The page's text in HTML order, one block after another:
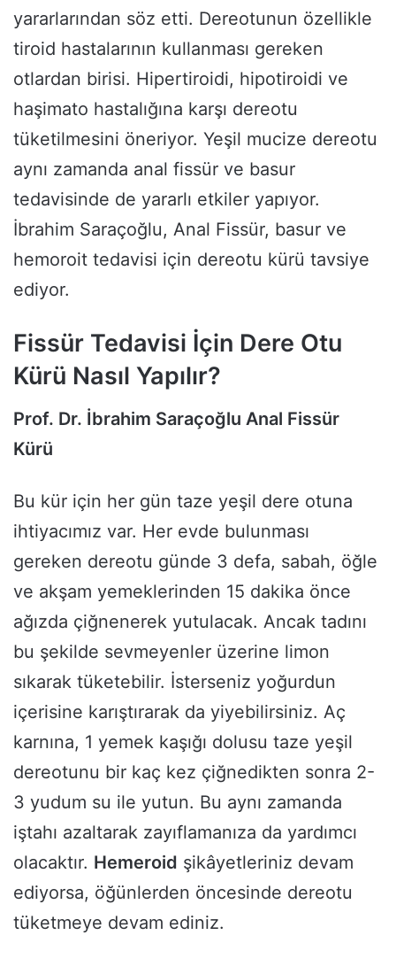
yararlarından söz etti. Dereotunun özellikle
tiroid hastalarının kullanması gereken
otlardan birisi. Hipertiroidi, hipotiroidi ve
haşimato hastalığına karşı dereotu
tüketilmesini öneriyor. Yeşil mucize dereotu
aynı zamanda anal fissür ve basur
tedavisinde de yararlı etkiler yapıyor.
İbrahim Saraçoğlu, Anal Fissür, basur ve
hemoroit tedavisi için dereotu kürü tavsiye
ediyor.
Fissür Tedavisi İçin Dere Otu
Kürü Nasıl Yapılır?
Prof. Dr. İbrahim Saraçoğlu Anal Fissür
Kürü
Bu kür için her gün taze yeşil dere otuna
ihtiyacımız var. Her evde bulunması
gereken dereotu günde 3 defa, sabah, öğle
ve akşam yemeklerinden 15 dakika önce
ağızda çiğnenerek yutulacak. Ancak tadını
bu şekilde sevmeyenler üzerine limon
sıkarak tüketebilir. İsterseniz yoğurdun
içerisine karıştırarak da yiyebilirsiniz. Aç
karnına, 1 yemek kaşığı dolusu taze yeşil
dereotunu bir kaç kez çiğnedikten sonra 2-
3 yudum su ile yutun. Bu aynı zamanda
iştahı azaltarak zayıflamanıza da yardımcı
olacaktır. Hemeroid şikâyetleriniz devam
ediyorsa, öğünlerden öncesinde dereotu
tüketmeye devam ediniz.